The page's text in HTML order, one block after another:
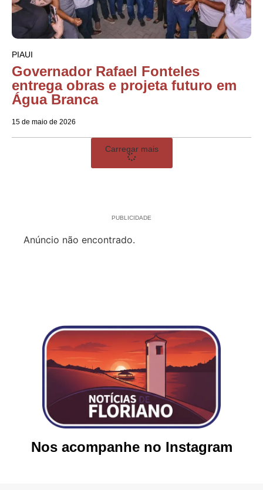
PIAUI
Governador Rafael Fonteles
entrega obras e projeta futuro em
Água Branca
15 de maio de 2026
Carregar mais
PUBLICIDADE
Anúncio não encontrado.
Nos acompanhe no Instagram